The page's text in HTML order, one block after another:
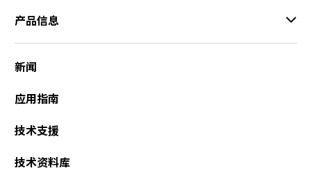
产品信息
新闻
应用指南
技术支援
技术资料库